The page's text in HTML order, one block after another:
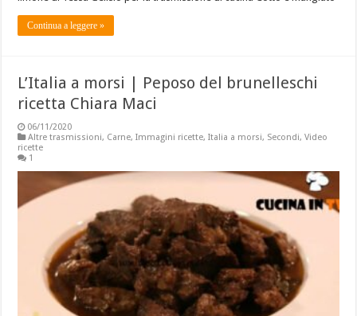
Continua a leggere »
L’Italia a morsi | Peposo del brunelleschi
ricetta Chiara Maci
06/11/2020
Altre trasmissioni, Carne,Immagini ricette,Italia a morsi, Secondi,Video
ricette
1